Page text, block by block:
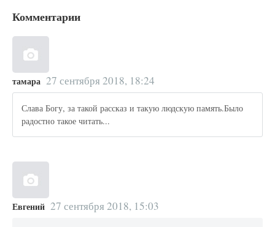
Комментарии
тамара 27 сентября 2018, 18:24
Слава Богу, за такой рассказ и такую людскую память.Было
радостно такое читать...
Евгений 27 сентября 2018, 15:03